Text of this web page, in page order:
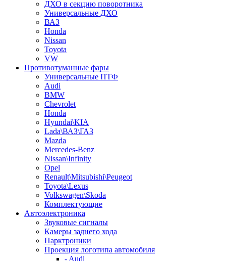
ДХО в секцию поворотника
Универсальные ДХО
ВАЗ
Honda
Nissan
Toyota
VW
Противотуманные фары
Универсальные ПТФ
Audi
BMW
Chevrolet
Honda
Hyundai\KIA
Lada\ВАЗ\ГАЗ
Mazda
Mercedes-Benz
Nissan\Infinity
Opel
Renault\Mitsubishi\Peugeot
Toyota\Lexus
Volkswagen\Skoda
Комплектующие
Автоэлектроника
Звуковые сигналы
Камеры заднего хода
Парктроники
Проекция логотипа автомобиля
- Audi